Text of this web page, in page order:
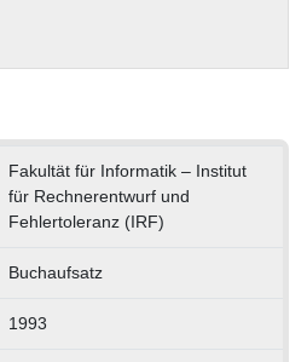
Fakultät für Informatik – Institut
für Rechnerentwurf und
Fehlertoleranz (IRF)
Buchaufsatz
1993